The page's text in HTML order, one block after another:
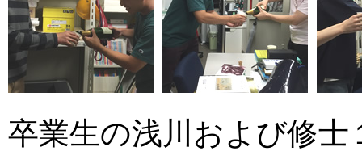
卒業生の浅川および修